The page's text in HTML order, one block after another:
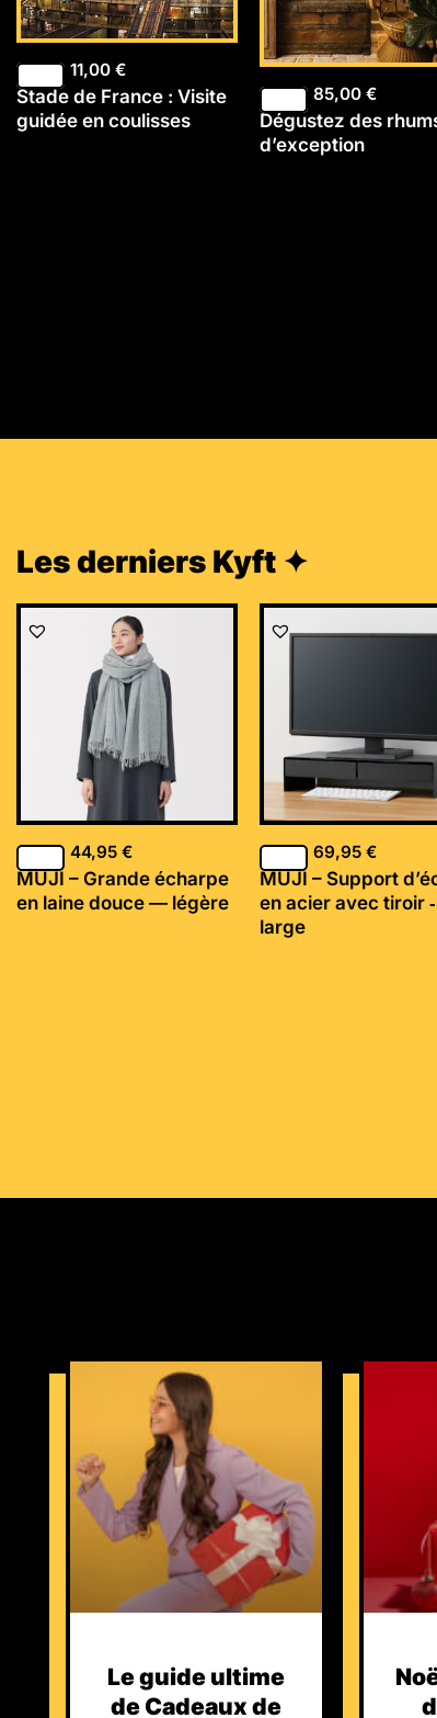
11,00 €
Stade de France : Visite
guidée en coulisses
85,00€
Dégustez des
d’exception
Les derniers Kyft ✦
44,95 €
MUJI – Grande écharpe
en laine douce — légère
69,95€
MUJI – Support
en acier avec tiroir ‐
large
Le guide ultime
de Cadeaux de